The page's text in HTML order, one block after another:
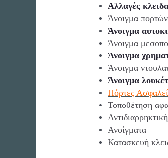
Αλλαγές
Άνοιγμα
Άνοιγμα
Άνοιγμα
Άνοιγμα
Άνοιγμα
Άνοιγμα
Πόρτες
Τοποθέτηση
Ανοίγματα
Κατασκευή